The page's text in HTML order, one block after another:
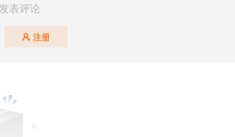
表评论
注册